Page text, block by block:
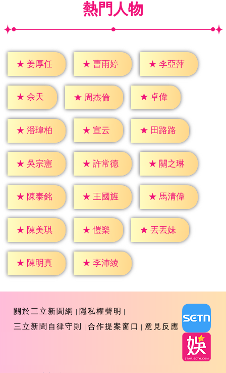
熱門人物
★ 姜厚任 ★ 曹雨婷 ★ 李亞萍
★ 余天 ★ 周杰倫 ★ 卓偉
★ 潘瑋柏 ★ 宣云 ★ 田路路
★ 吳宗憲 ★ 許常德 ★ 關之琳
★ 陳泰銘 ★ 王國旌 ★ 馬清偉
★ 陳美琪 ★ 愷樂 ★ 丟丟妹
★ 陳明真 ★ 李沛綾
關於三立新聞網
隱私權聲明
三立新聞自律守則
合作提案窗口 意見反應